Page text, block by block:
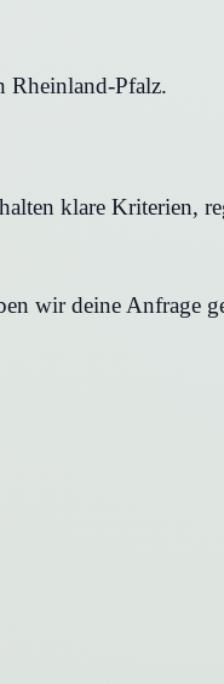
Rheinland-Pfalz.
klare Kriterien,
wir deine Anfrage